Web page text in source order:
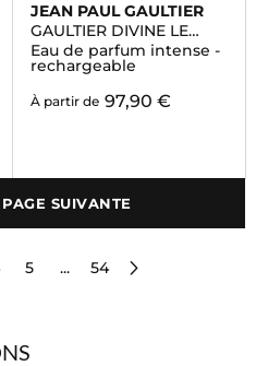
JEAN PAUL GAULTIER
GAULTIER DIVINE LE
PARFUM
Eau de parfum intense -
rechargeable
À partir de 97,90 €
SUIVANTE
5 ... 54